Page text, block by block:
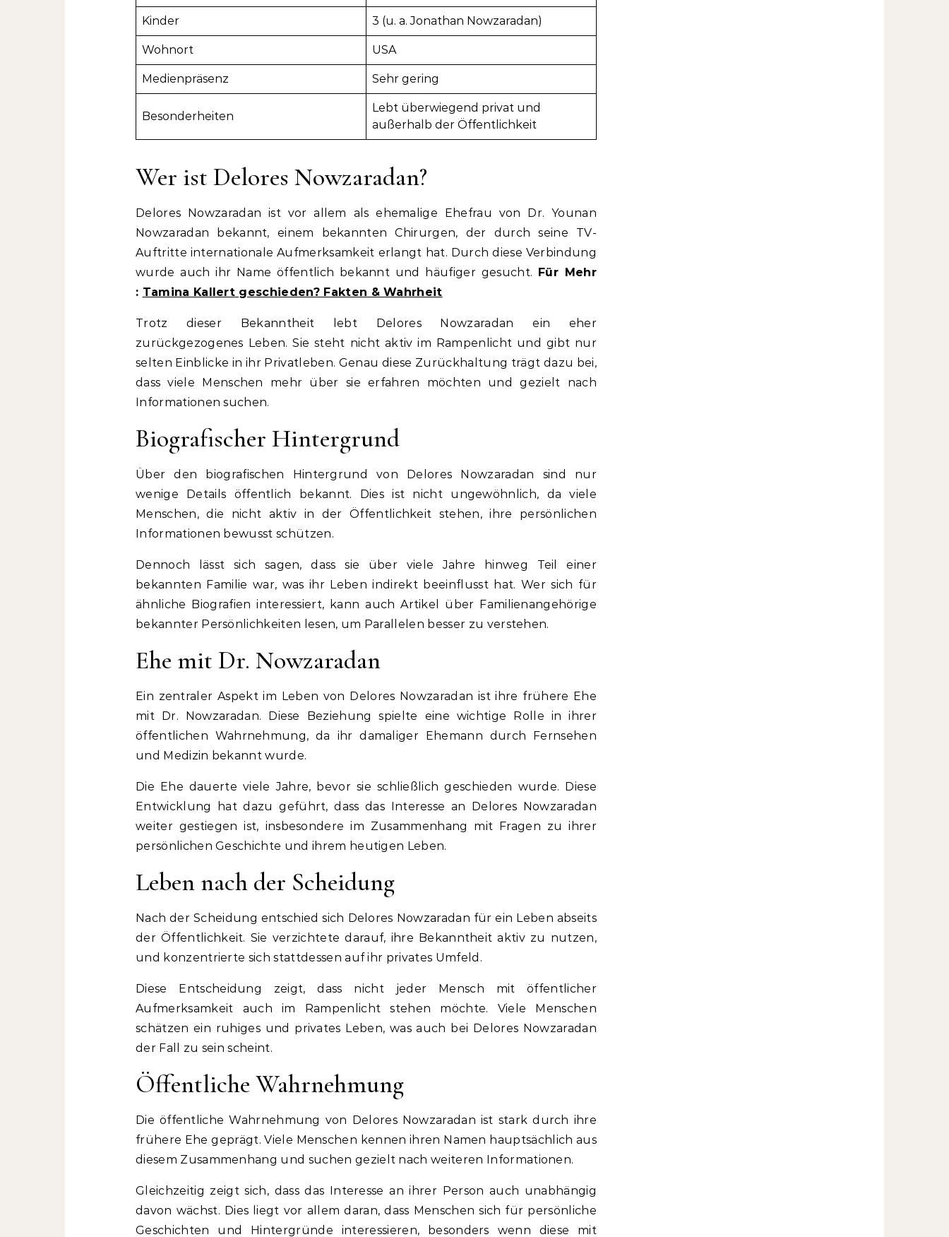
Kinder 3 (u. a. Jonathan Nowzaradan)
Wohnort USA
Medienpräsenz Sehr gering
Besonderheiten
Lebt überwiegend privat und
außerhalb der Öffentlichkeit
Wer ist Delores Nowzaradan?
Delores Nowzaradan ist vor allem als ehemalige Ehefrau von Dr. Younan
Nowzaradan bekannt, einem bekannten Chirurgen, der durch seine TV-
Auftritte internationale Aufmerksamkeit erlangt hat. Durch diese Verbindung
wurde auch ihr Name öffentlich bekannt und häufiger gesucht.
Für Mehr
: Tamina Kallert geschieden? Fakten & Wahrheit
Trotz dieser Bekanntheit lebt Delores Nowzaradan ein eher
zurückgezogenes Leben. Sie steht nicht aktiv im Rampenlicht und gibt nur
selten Einblicke in ihr Privatleben. Genau diese Zurückhaltung trägt dazu bei,
dass viele Menschen mehr über sie erfahren möchten und gezielt nach
Informationen suchen.
Biografischer Hintergrund
Über den biografischen Hintergrund von Delores Nowzaradan sind nur
wenige Details öffentlich bekannt. Dies ist nicht ungewöhnlich, da viele
Menschen, die nicht aktiv in der Öffentlichkeit stehen, ihre persönlichen
Informationen bewusst schützen.
Dennoch lässt sich sagen, dass sie über viele Jahre hinweg Teil einer
bekannten Familie war, was ihr Leben indirekt beeinflusst hat. Wer sich für
ähnliche Biografien interessiert, kann auch Artikel über Familienangehörige
bekannter Persönlichkeiten lesen, um Parallelen besser zu verstehen.
Ehe mit Dr. Nowzaradan
Ein zentraler Aspekt im Leben von Delores Nowzaradan ist ihre frühere Ehe
mit Dr. Nowzaradan. Diese Beziehung spielte eine wichtige Rolle in ihrer
öffentlichen Wahrnehmung, da ihr damaliger Ehemann durch Fernsehen
und Medizin bekannt wurde.
Die Ehe dauerte viele Jahre, bevor sie schließlich geschieden wurde. Diese
Entwicklung hat dazu geführt, dass das Interesse an Delores Nowzaradan
weiter gestiegen ist, insbesondere im Zusammenhang mit Fragen zu ihrer
persönlichen Geschichte und ihrem heutigen Leben.
Leben nach der Scheidung
Nach der Scheidung entschied sich Delores Nowzaradan für ein Leben abseits
der Öffentlichkeit. Sie verzichtete darauf, ihre Bekanntheit aktiv zu nutzen,
und konzentrierte sich stattdessen auf ihr privates Umfeld.
Diese Entscheidung zeigt, dass nicht jeder Mensch mit öffentlicher
Aufmerksamkeit auch im Rampenlicht stehen möchte. Viele Menschen
schätzen ein ruhiges und privates Leben, was auch bei Delores Nowzaradan
der Fall zu sein scheint.
Öffentliche Wahrnehmung
Die öffentliche Wahrnehmung von Delores Nowzaradan ist stark durch ihre
frühere Ehe geprägt. Viele Menschen kennen ihren Namen hauptsächlich aus
diesem Zusammenhang und suchen gezielt nach weiteren Informationen.
Gleichzeitig zeigt sich, dass das Interesse an ihrer Person auch unabhängig
davon wächst. Dies liegt vor allem daran, dass Menschen sich für persönliche
Geschichten und Hintergründe interessieren, besonders wenn diese mit